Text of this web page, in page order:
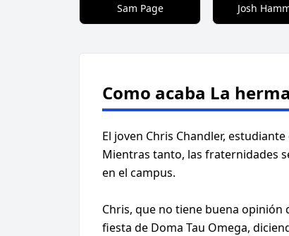
Sam Page Josh
Como acaba La
El joven Chris Chandler,
Mientras tanto, las fraternidades
en el campus.
Chris, que no tiene buena opinión
fiesta de Doma Tau Omega,